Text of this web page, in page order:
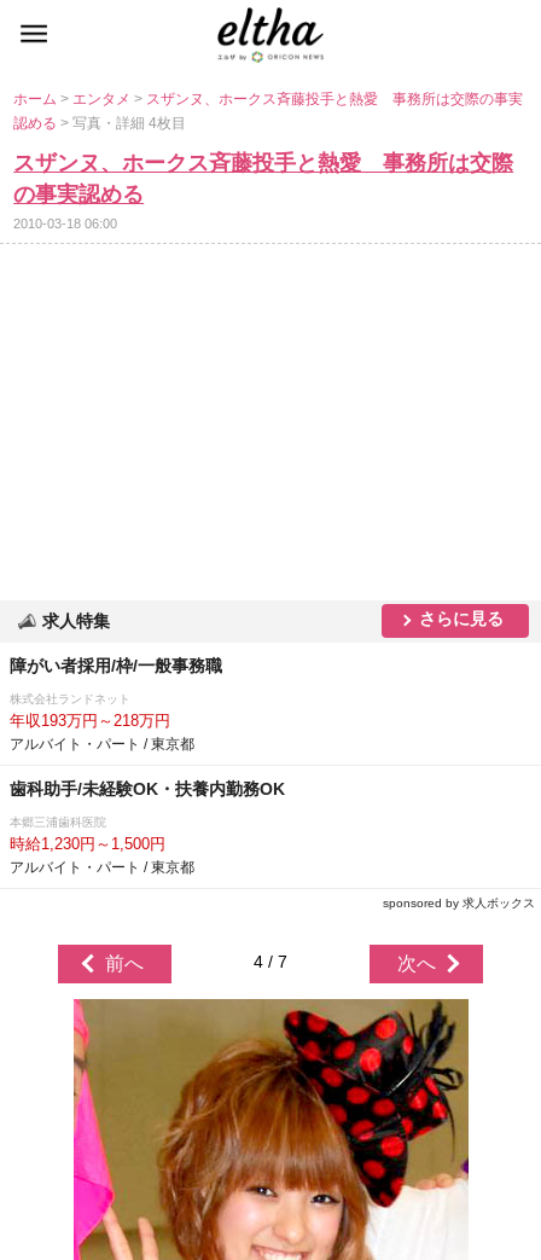
ホーム> エンタメ> スザンヌ、ホークス斉藤投手と熱愛 事務所は交際の事実
認める> 写真・詳細 4枚目
スザンヌ、ホークス斉藤投手と熱愛 事務所は交際
の事実認める
2010-03-18 06:00
求人特集 さらに見る
障がい者採用/枠/一般事務職
株式会社ランドネット
年収193万円～218万円
アルバイト・パート / 東京都
歯科助手/未経験OK・扶養内勤務OK
本郷三浦歯科医院
時給1,230円～1,500円
アルバイト・パート / 東京都
sponsored by 求人ボックス
前へ 4 / 7 次へ